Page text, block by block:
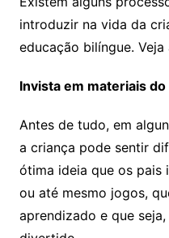
introduzir na vida da
educação bilíngue. Veja
Invista em materiais
Antes de tudo, em
a criança pode sentir
ótima ideia que os pais
ou até mesmo jogos,
aprendizado e que